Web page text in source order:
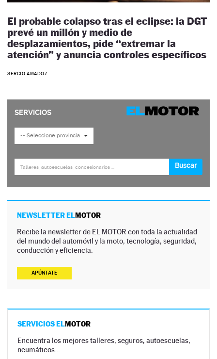
El probable colapso tras el eclipse: la DGT
prevé un millón y medio de
desplazamientos, pide “extremar la
atención” y anuncia controles específicos
SERGIO AMADOZ
NEWSLETTER ELMOTOR
Recibe la newsletter de EL MOTOR con toda la actualidad
del mundo del automóvil y la moto, tecnología, seguridad,
conducción y eficiencia.
APÚNTATE
SERVICIOS ELMOTOR
Encuentra los mejores talleres, seguros, autoescuelas,
neumáticos…